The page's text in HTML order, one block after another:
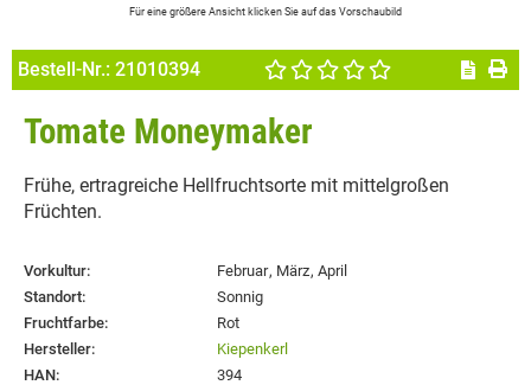
Für eine größere Ansicht klicken Sie auf das Vorschaubild
Bestell-Nr.: 21010394
Tomate Moneymaker
Frühe, ertragreiche Hellfruchtsorte mit mittelgroßen
Früchten.
Vorkultur: Februar, März, April
Standort:
Sonnig
Fruchtfarbe:
Rot
Hersteller:
Kiepenkerl
HAN:
394